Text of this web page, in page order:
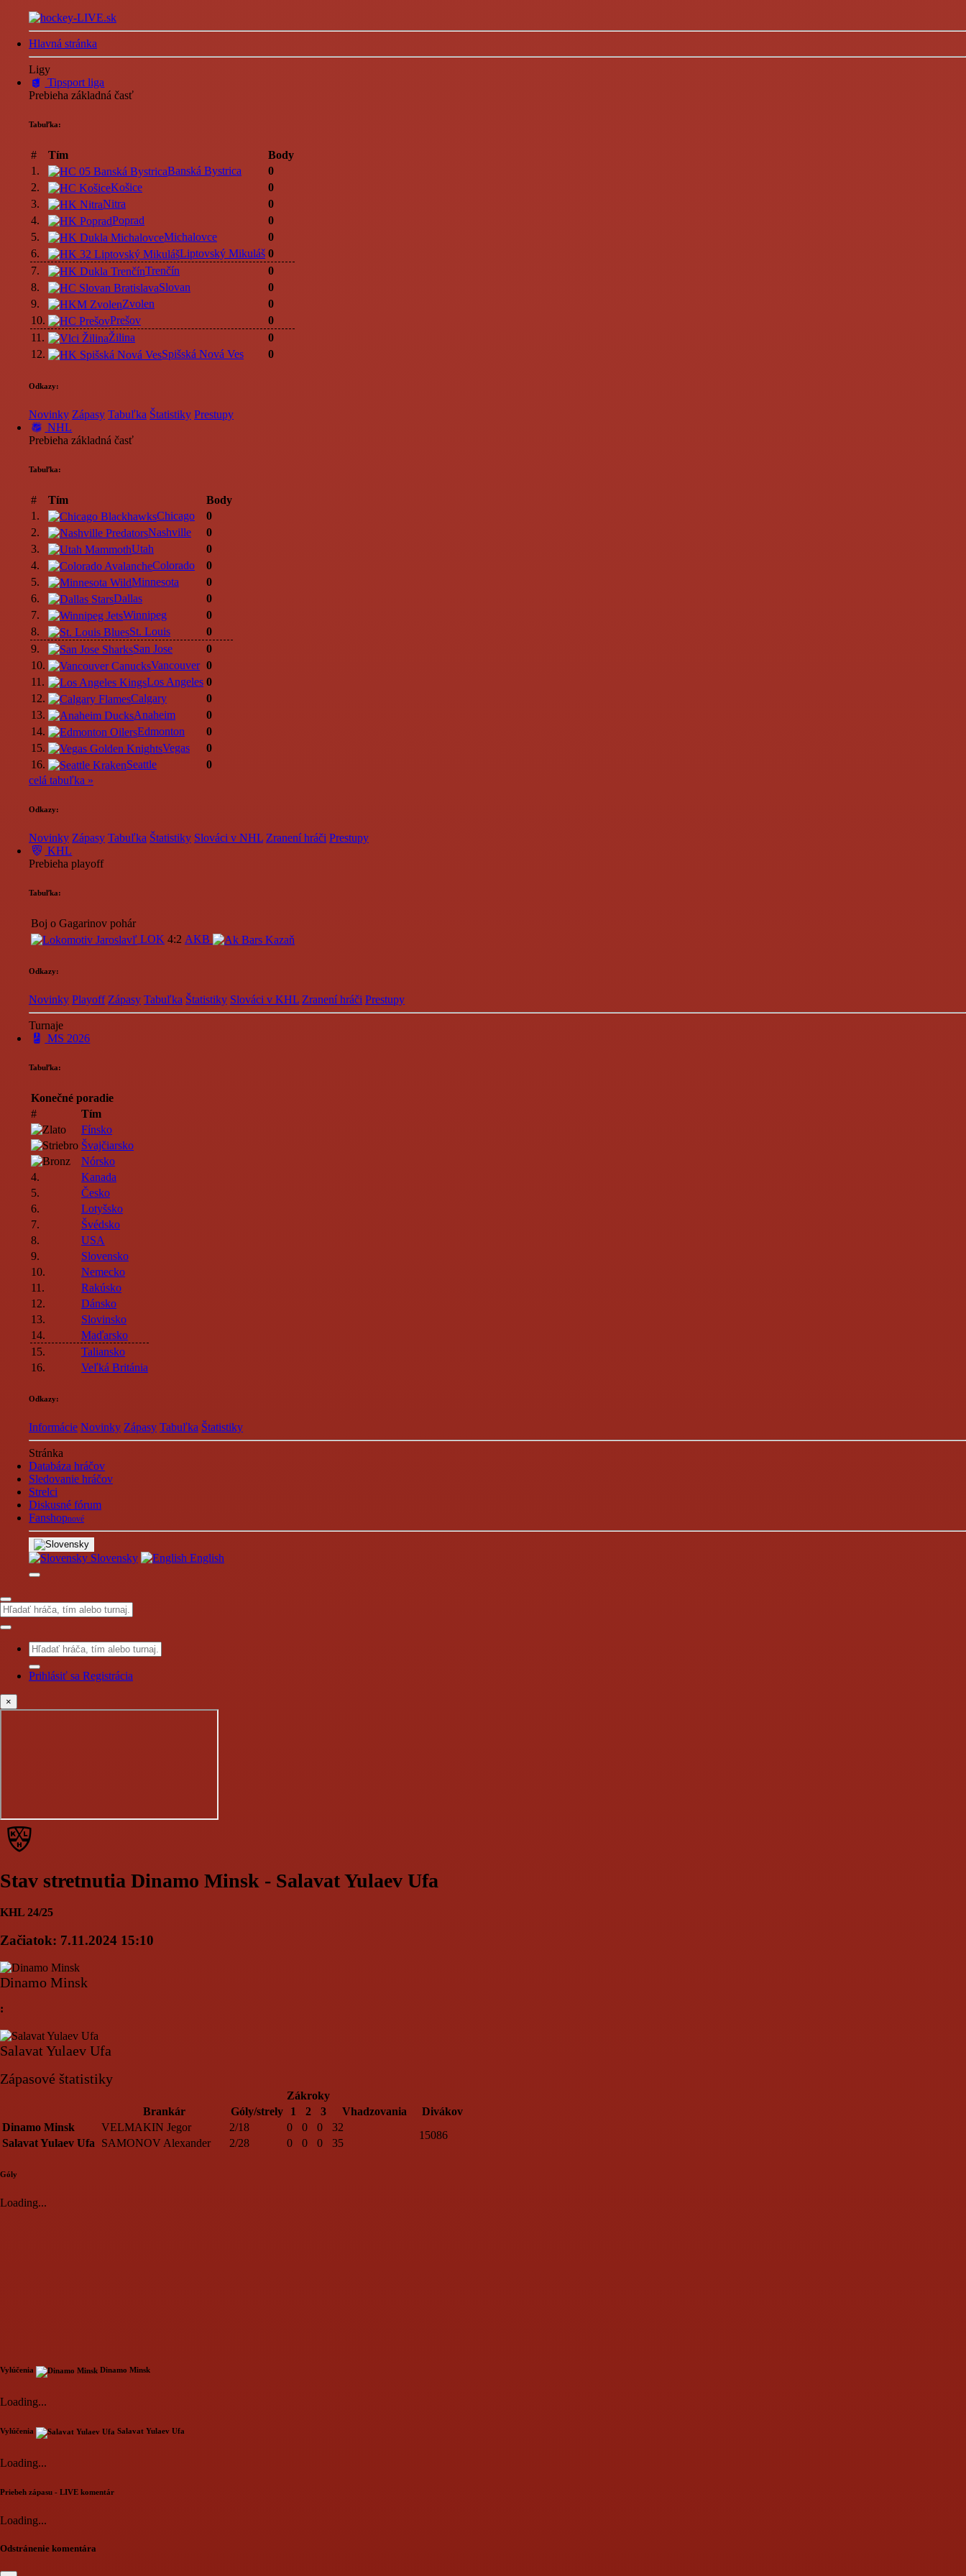
Hlavná stránka
Ligy
Tipsport liga
Prebieha základná časť
Tabuľka:
# Tím
Body
1.
Banská Bystrica
0
2.
Košice
0
3.
Nitra
0
4.
Poprad
0
5.
Michalovce
0
6.
Liptovský Mikuláš 0
7.
Trenčín
0
8.
Slovan
0
9.
Zvolen
0
10.
Prešov
0
11.
Žilina
0
12.
Spišská Nová Ves 0
Odkazy:
Novinky Zápasy Tabuľka Štatistiky Prestupy
NHL
Prebieha základná časť
Tabuľka:
# Tím
Body
1.
Chicago
0
2.
Nashville
0
3.
Utah
0
4.
Colorado
0
5.
Minnesota
0
6.
Dallas
0
7.
Winnipeg
0
8.
St. Louis
0
9.
San Jose
0
10.
Vancouver 0
11.
Los Angeles 0
12.
Calgary
0
13.
Anaheim
0
14.
Edmonton
0
15.
Vegas
0
16.
Seattle
0
celá tabuľka »
Odkazy:
Novinky Zápasy Tabuľka Štatistiky Slováci v NHL Zranení hráči Prestupy
KHL
Prebieha playoff
Tabuľka:
Boj o Gagarinov pohár
LOK 4:2 AKB
Odkazy:
Novinky Playoff Zápasy Tabuľka Štatistiky Slováci v KHL Zranení hráči Prestupy
Turnaje
MS 2026
Tabuľka:
Konečné poradie
#
Tím
Fínsko
Švajčiarsko
Nórsko
4.
Kanada
5.
Česko
6.
Lotyšsko
7.
Švédsko
8.
USA
9.
Slovensko
10.
Nemecko
11.
Rakúsko
12.
Dánsko
13.
Slovinsko
14.
Maďarsko
15.
Taliansko
16.
Veľká Británia
Odkazy:
Informácie Novinky Zápasy Tabuľka Štatistiky
Stránka
Databáza hráčov
Sledovanie hráčov
Strelci
Diskusné fórum
Fanshopnové
Slovensky English
Prihlásiť sa Registrácia
×
Stav stretnutia Dinamo Minsk - Salavat Yulaev Ufa
KHL 24/25
Začiatok: 7.11.2024 15:10
Dinamo Minsk
:
Salavat Yulaev Ufa
Zápasové štatistiky
Zákroky
Brankár
Góly/strely 1 2 3 Vhadzovania
Divákov
Dinamo Minsk
VELMAKIN Jegor 2/18 0 0 0 32
15086
Salavat Yulaev Ufa SAMONOV Alexander 2/28 0 0 0 35
Góly
Loading...
Vylúčenia Dinamo Minsk
Loading...
Vylúčenia Salavat Yulaev Ufa
Loading...
Priebeh zápasu - LIVE komentár
Loading...
Odstránenie komentára